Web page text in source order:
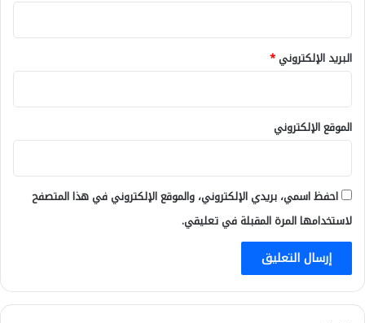
البريد الإلكتروني*
الموقع الإلكتروني
احفظ اسمي، بريدي الإلكتروني، والموقع الإلكتروني في هذا المتصفح
لاستخدامها المرة المقبلة في تعليقي.